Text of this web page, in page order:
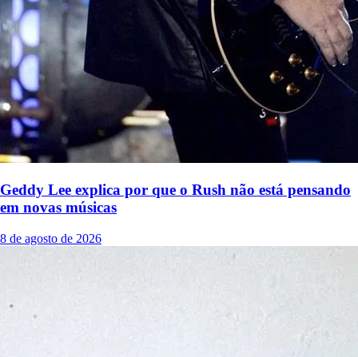
Geddy Lee explica por que o Rush não está pensando
em novas músicas
8 de agosto de 2026